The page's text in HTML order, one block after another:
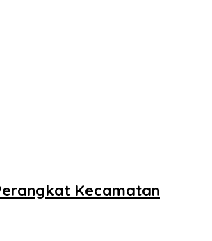
Kecamatan